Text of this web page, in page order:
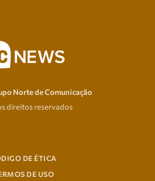
Norte de Comunicação
direitos reservados
DE ÉTICA
DE USO